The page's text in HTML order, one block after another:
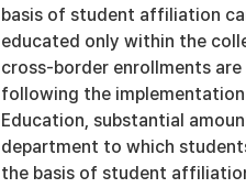
basis of student affiliation
educated only within the
cross-border enrollments
following the
Education, substantial
department to which
the basis of student